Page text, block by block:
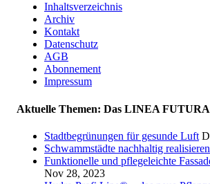
Inhaltsverzeichnis
Archiv
Kontakt
Datenschutz
AGB
Abonnement
Impressum
Aktuelle Themen: Das LINEA
Stadtbegrünungen für gesunde Luft
Schwammstädte nachhaltig realisieren
Funktionelle und pflegeleichte
Nov 28, 2023